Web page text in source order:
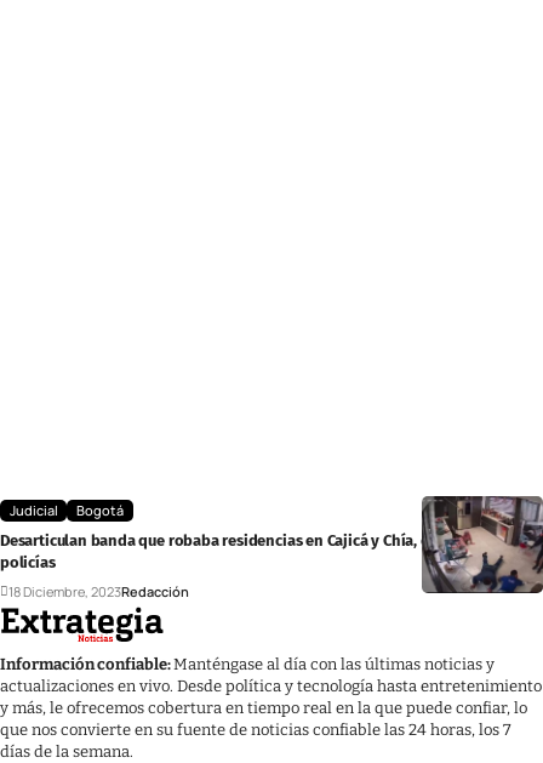
Judicial
Bogotá
Desarticulan banda que robaba residencias en Cajicá y Chía, disfrazados de
policías
18 Diciembre, 2023Redacción
Información confiable:Manténgase al día con las últimas noticias y
actualizaciones en vivo. Desde política y tecnología hasta entretenimiento
y más, le ofrecemos cobertura en tiempo real en la que puede confiar, lo
que nos convierte en su fuente de noticias confiable las 24 horas, los 7
días de la semana.